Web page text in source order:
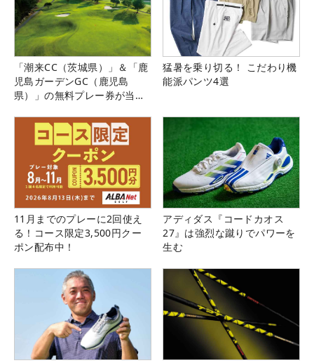
「潮来CC（茨城県）」＆「鹿
児島ガーデンGC（鹿児島
県）」の無料プレー券が当た
猛暑を乗り切る！ こだわり機
能派パンツ4選
11月までのプレーに2回使え
る！コース限定3,500円クー
ポン配布中！
アディダス『コードカオス
27』は強烈な蹴りでパワーを
生む